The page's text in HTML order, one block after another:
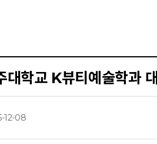
대학교 K뷰티예술학과
12-08